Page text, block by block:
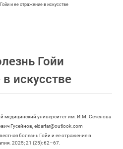
и ее отражение в искусстве
Гойи
искусстве
медицинский университет им. И.М. Сеченова
Гусейнов, eldartar@outlook.com
болезнь Гойи и ее отражение в
2025; 21 (25): 62–67.